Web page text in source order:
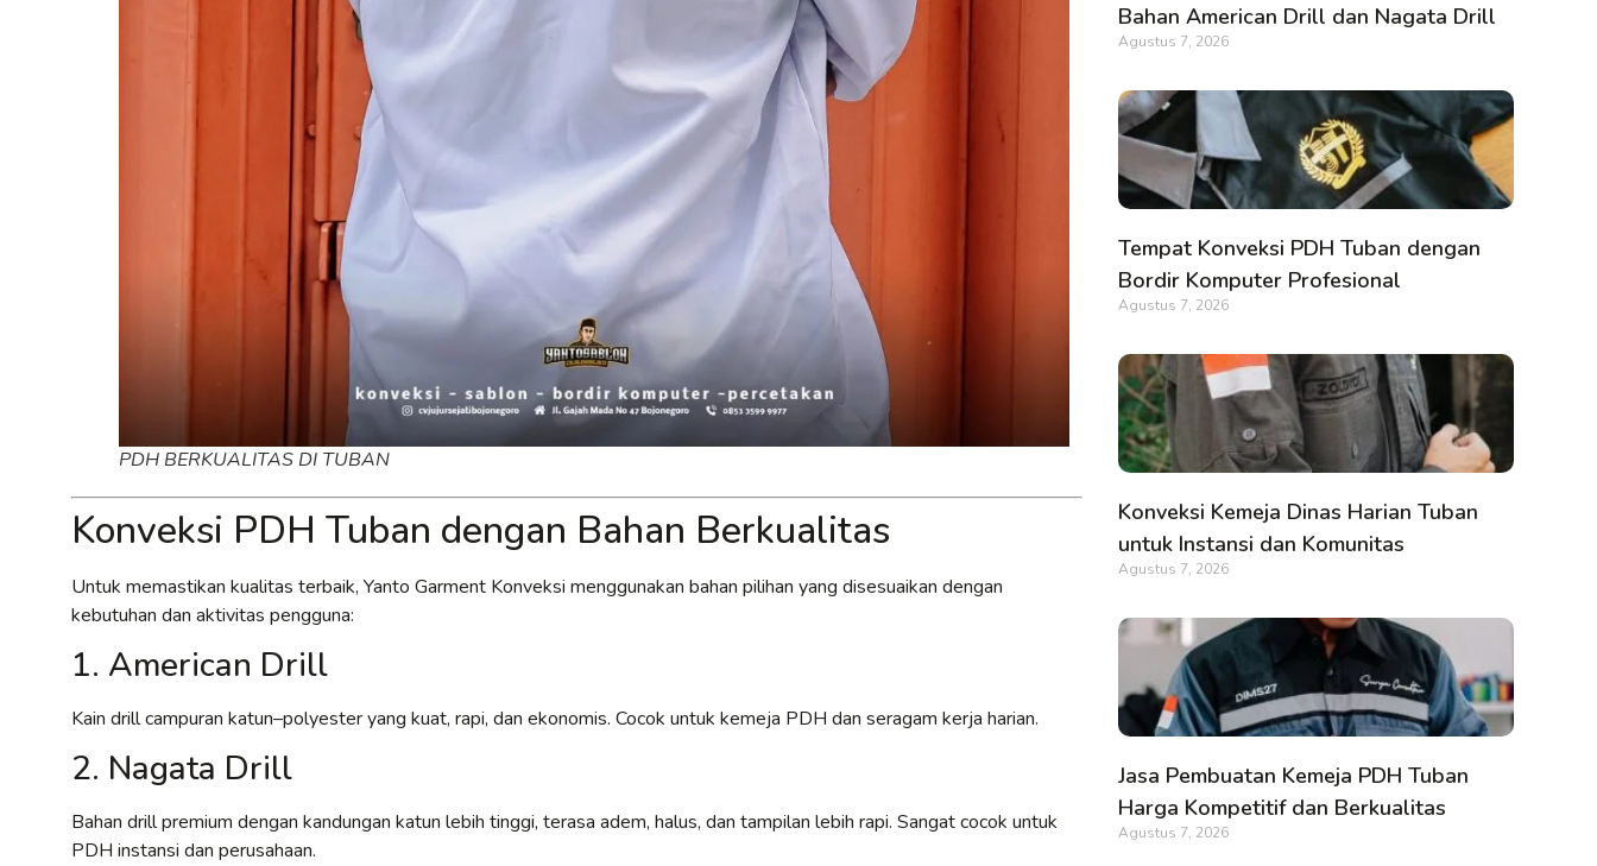
PDH BERKUALITAS DI TUBAN
Konveksi PDH Tuban dengan Bahan Berkualitas
Untuk memastikan kualitas terbaik, Yanto Garment Konveksi menggunakan bahan pilihan yang disesuaikan dengan
kebutuhan dan aktivitas pengguna:
1. American Drill
Kain drill campuran katun–polyester yang kuat, rapi, dan ekonomis. Cocok untuk kemeja PDH dan seragam kerja harian.
2. Nagata Drill
Bahan drill premium dengan kandungan katun lebih tinggi, terasa adem, halus, dan tampilan lebih rapi. Sangat cocok untuk
PDH instansi dan perusahaan.
Bahan American Drill dan Nagata Drill
Agustus 7, 2026
Tempat Konveksi PDH Tuban dengan
Bordir Komputer Profesional
Agustus 7, 2026
Konveksi Kemeja Dinas Harian Tuban
untuk Instansi dan Komunitas
Agustus 7, 2026
Jasa Pembuatan Kemeja PDH Tuban
Harga Kompetitif dan Berkualitas
Agustus 7, 2026